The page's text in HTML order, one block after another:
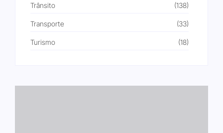
Trânsito (138)
Transporte (33)
Turismo (18)